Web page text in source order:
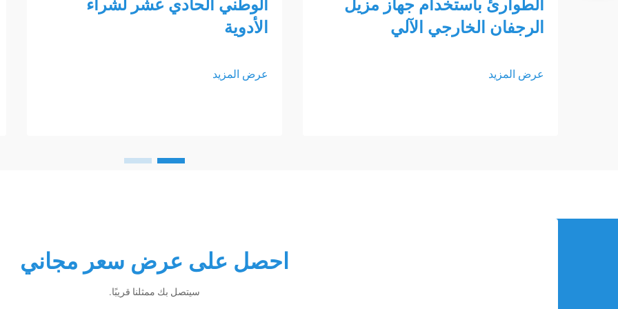
الطوارئ باستخدام جهاز مزيل
الرجفان الخارجي الآلي
عرض المزيد
الوطني الحادي عشر لشراء
الأدوية
عرض المزيد
احصل على عرض سعر مجاني
سيتصل بك ممثلنا قريبًا.